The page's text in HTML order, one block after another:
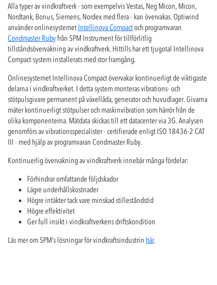
Alla typer av vindkraftverk - som exempelvis Vestas, Neg Micon, Micon,
Nordtank, Bonus, Siemens, Nordex med flera - kan övervakas. Optiwind
använder onlinesystemet Intellinova Compactoch programvaran
Condmaster Rubyfrån SPM Instrument för tillförlitlig
tillståndsövervakning av vindkraftverk. Hittills har ett tjugotal Intellinova
Compact-system installerats med stor framgång.
Onlinesystemet Intellinova Compact övervakar kontinuerligt de viktigaste
delarna i vindkraftverket. I detta system monteras vibrations- och
stötpulsgivare permanent på växellåda, generator och huvudlager. Givarna
mäter kontinuerligt stötpulser och maskinvibration som härrör från de
olika komponenterna. Mätdata skickas till ett datacenter via 3G. Analysen
genomförs av vibrationsspecialister - certifierade enligt ISO 18436-2 CAT
III - med hjälp av programvaran Condmaster Ruby.
Kontinuerlig övervakning av vindkraftverk innebär många fördelar:
Förhindrar omfattande följdskador
Lägre underhållskostnader
Högre intäkter tack vare minskad stilleståndstid
Högre effektivitet
Ger full insikt i vindkraftverkens driftskondition
Läs mer om SPM’s lösningar för vindkraftsindustrin här.